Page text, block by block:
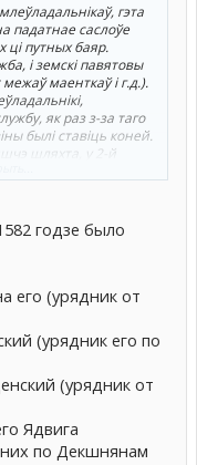
гэта
падатнае саслоўе
путных баяр.
і земскі павятовы
межаў маенткаў і г.д.).
як раз з-за таго
былі ставіць коней.
шляхта, у 2-й
ен і павінен быў
ужо "вярхушка".
прывіліяваныя роды,
былі з Панаю
хто меў такія
годзе было
его (урядник от
(урядник его по
(урядник от
Ядвига
по Декшнянам